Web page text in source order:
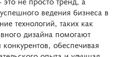
ведения бизнеса в
технологий, таких как
дизайна помогают
обеспечивая